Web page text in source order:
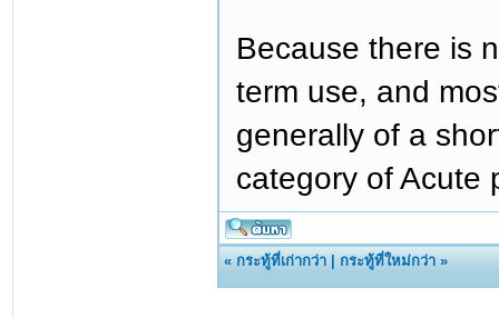
Because there is
term use, and
generally of a
category of Acute
«กระทู้ที่เก่ากว่า |กระทู้ที่ใหม่กว่า »